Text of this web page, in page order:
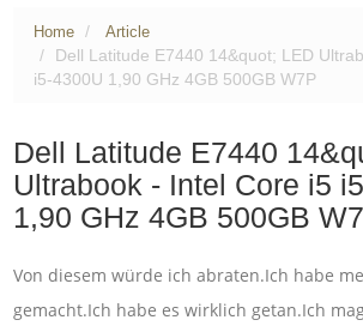
Home Article
Dell Latitude E7440 14&quot; LED
i5-4300U 1,90 GHz 4GB 500GB W7P
Dell Latitude E7440
Ultrabook - Intel Core i5
1,90 GHz 4GB 500GB
Von diesem würde ich abraten.Ich habe
gemacht.Ich habe es wirklich getan.Ich